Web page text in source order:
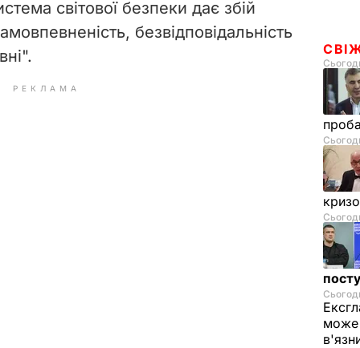
i
e
світової безпеки дає збій
безвідповідальність
РЕКЛАМА
може